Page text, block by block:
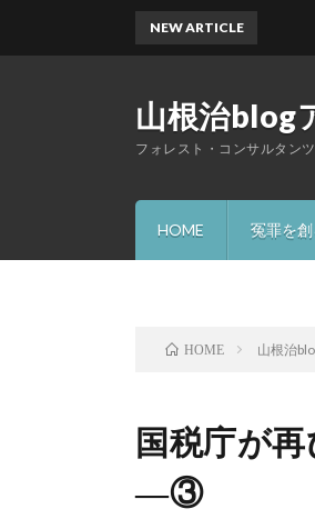
山根治blog
フォレスト・コンサルタンツ
HOME 冤罪を創
NEW ARTICLE
HOME 山根治
国税庁が
―③